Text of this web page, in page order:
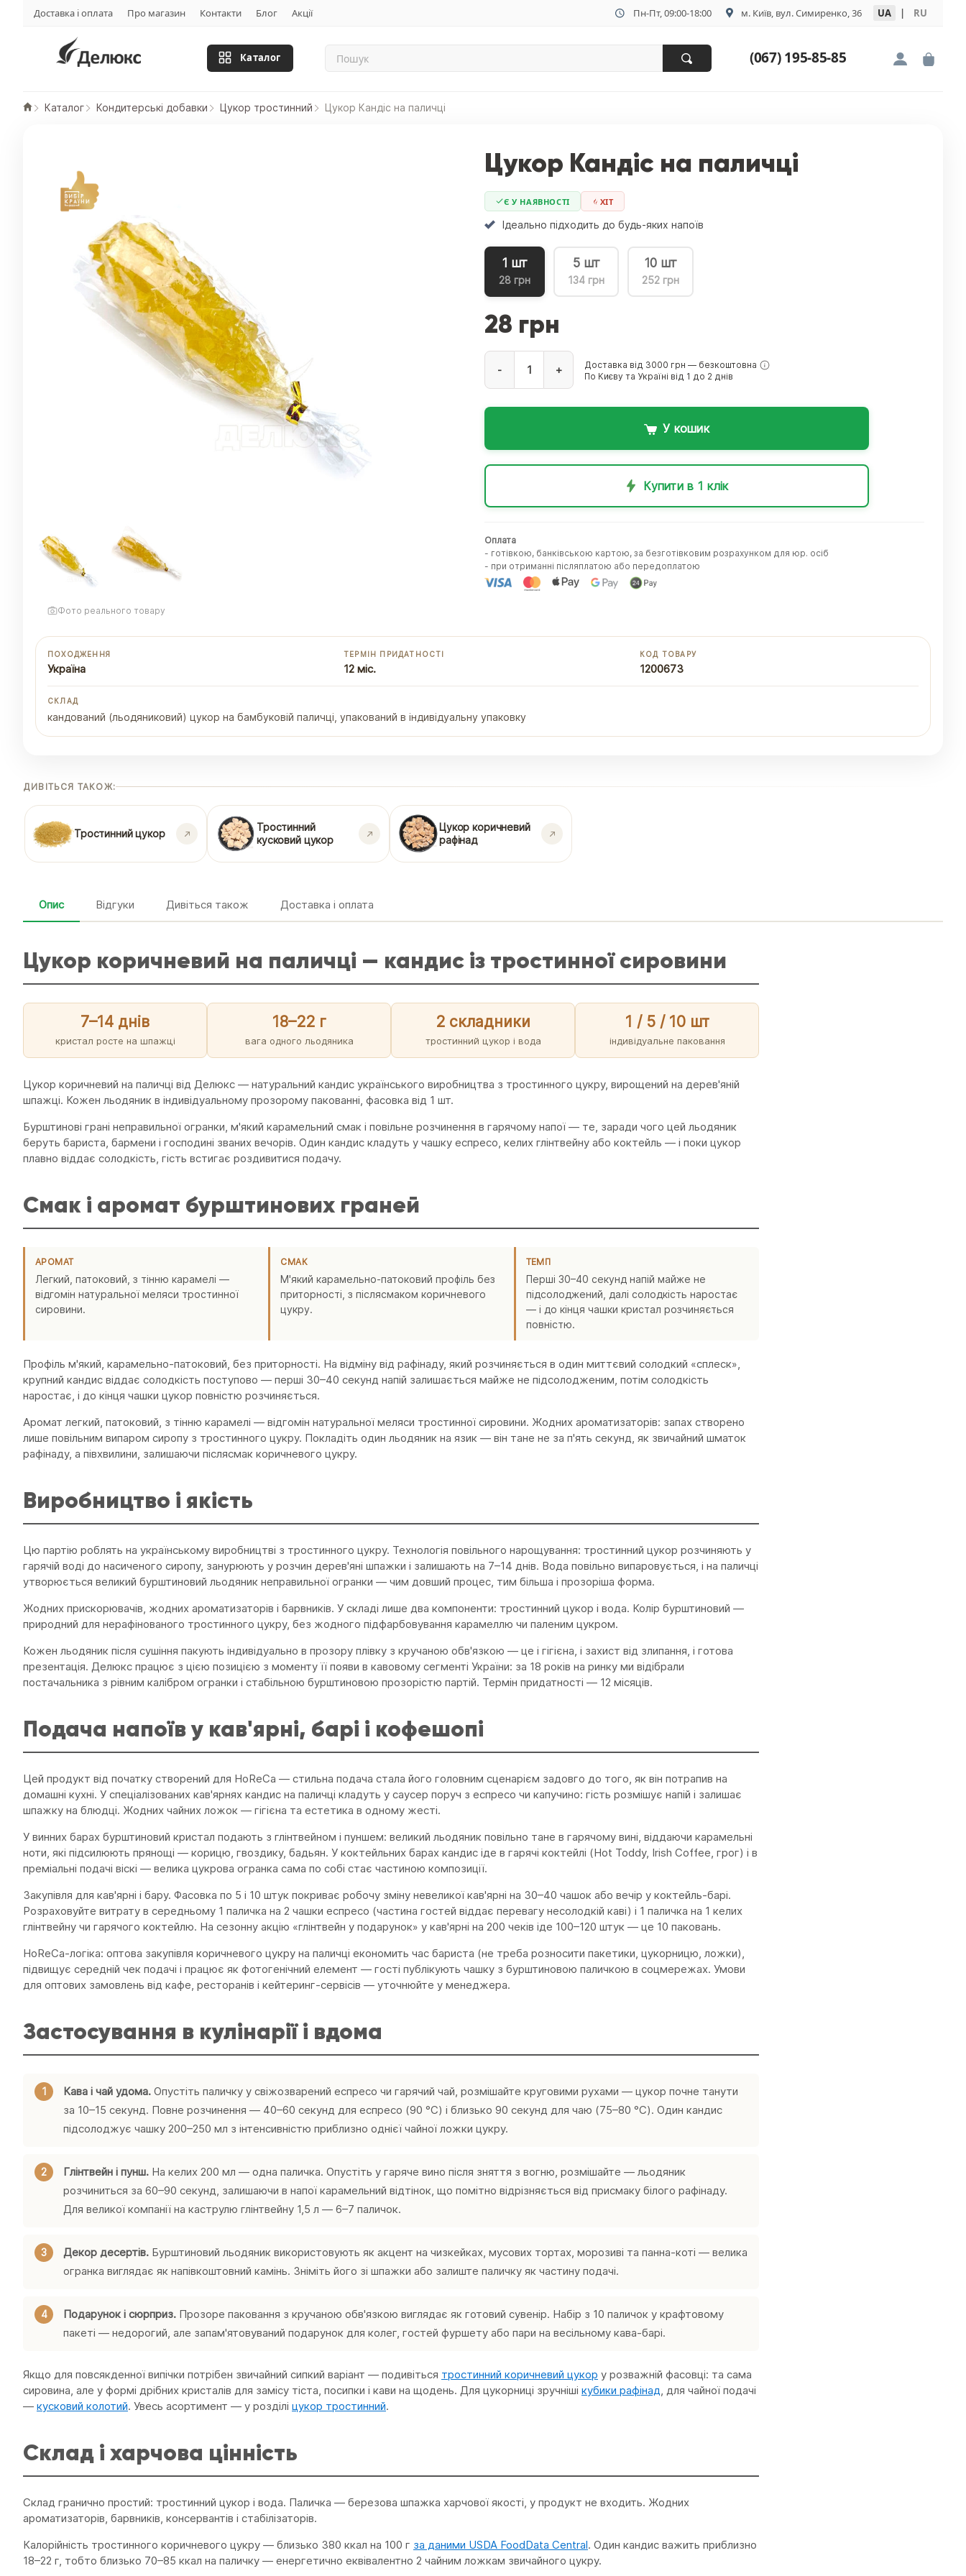
Доставка і оплата Про магазин Контакти Блог Акції Пн-Пт, 09:00-18:00 м. Київ, вул. Симиренко, 36 UA | RU
Каталог (067) 195-85-85
Каталог Кондитерські добавки Цукор тростинний Цукор Кандіс на паличці
Фото реального товару
Цукор Кандіс на паличці
Є У НАЯВНОСТІ ХIТ
Ідеально підходить до будь-яких напоїв
1 шт
28 грн
5 шт
134 грн
10 шт
252 грн
28 грн
- +
Доставка від 3000 грн — безкоштовна
По Києву та Україні від 1 до 2 днів
У кошик
Купити в 1 клік
Оплата
- готівкою, банківською картою, за безготівковим розрахунком для юр. осіб
- при отриманні післяплатою або передоплатою
ПОХОДЖЕННЯ
Україна
ТЕРМІН ПРИДАТНОСТІ
12 міс.
КОД ТОВАРУ
1200673
СКЛАД
кандований (льодяниковий) цукор на бамбуковій паличці, упакований в індивідуальну упаковку
ДИВІТЬСЯ ТАКОЖ:
Тростинний цукор
Тростинний
кусковий цукор
Цукор коричневий
рафінад
Опис Відгуки Дивіться також Доставка і оплата
Цукор коричневий на паличці — кандис із тростинної сировини
7–14 днів
кристал росте на шпажці
18–22 г
вага одного льодяника
2 складники
тростинний цукор і вода
1 / 5 / 10 шт
індивідуальне паковання
Цукор коричневий на паличці від Делюкс — натуральний кандис українського виробництва з тростинного цукру, вирощений на дерев'яній
шпажці. Кожен льодяник в індивідуальному прозорому пакованні, фасовка від 1 шт.
Бурштинові грані неправильної огранки, м'який карамельний смак і повільне розчинення в гарячому напої — те, заради чого цей льодяник
беруть бариста, бармени і господині званих вечорів. Один кандис кладуть у чашку еспресо, келих глінтвейну або коктейль — і поки цукор
плавно віддає солодкість, гість встигає роздивитися подачу.
Смак і аромат бурштинових граней
АРОМАТ
Легкий, патоковий, з тінню карамелі —
відгомін натуральної меляси тростинної
сировини.
СМАК
М'який карамельно-патоковий профіль без
приторності, з післясмаком коричневого
цукру.
ТЕМП
Перші 30–40 секунд напій майже не
підсолоджений, далі солодкість наростає
— і до кінця чашки кристал розчиняється
повністю.
Профіль м'який, карамельно-патоковий, без приторності. На відміну від рафінаду, який розчиняється в один миттєвий солодкий «сплеск»,
крупний кандис віддає солодкість поступово — перші 30–40 секунд напій залишається майже не підсолодженим, потім солодкість
наростає, і до кінця чашки цукор повністю розчиняється.
Аромат легкий, патоковий, з тінню карамелі — відгомін натуральної меляси тростинної сировини. Жодних ароматизаторів: запах створено
лише повільним випаром сиропу з тростинного цукру. Покладіть один льодяник на язик — він тане не за п'ять секунд, як звичайний шматок
рафінаду, а півхвилини, залишаючи післясмак коричневого цукру.
Виробництво і якість
Цю партію роблять на українському виробництві з тростинного цукру. Технологія повільного нарощування: тростинний цукор розчиняють у
гарячій воді до насиченого сиропу, занурюють у розчин дерев'яні шпажки і залишають на 7–14 днів. Вода повільно випаровується, і на паличці
утворюється великий бурштиновий льодяник неправильної огранки — чим довший процес, тим більша і прозоріша форма.
Жодних прискорювачів, жодних ароматизаторів і барвників. У складі лише два компоненти: тростинний цукор і вода. Колір бурштиновий —
природний для нерафінованого тростинного цукру, без жодного підфарбовування карамеллю чи паленим цукром.
Кожен льодяник після сушіння пакують індивідуально в прозору плівку з кручаною обв'язкою — це і гігієна, і захист від злипання, і готова
презентація. Делюкс працює з цією позицією з моменту її появи в кавовому сегменті України: за 18 років на ринку ми відібрали
постачальника з рівним калібром огранки і стабільною бурштиновою прозорістю партій. Термін придатності — 12 місяців.
Подача напоїв у кав'ярні, барі і кофешопі
Цей продукт від початку створений для HoReCa — стильна подача стала його головним сценарієм задовго до того, як він потрапив на
домашні кухні. У спеціалізованих кав'ярнях кандис на паличці кладуть у саусер поруч з еспресо чи капучино: гість розмішує напій і залишає
шпажку на блюдці. Жодних чайних ложок — гігієна та естетика в одному жесті.
У винних барах бурштиновий кристал подають з глінтвейном і пуншем: великий льодяник повільно тане в гарячому вині, віддаючи карамельні
ноти, які підсилюють прянощі — корицю, гвоздику, бадьян. У коктейльних барах кандис іде в гарячі коктейлі (Hot Toddy, Irish Coffee, грог) і в
преміальні подачі віскі — велика цукрова огранка сама по собі стає частиною композиції.
Закупівля для кав'ярні і бару. Фасовка по 5 і 10 штук покриває робочу зміну невеликої кав'ярні на 30–40 чашок або вечір у коктейль-барі.
Розраховуйте витрату в середньому 1 паличка на 2 чашки еспресо (частина гостей віддає перевагу несолодкій каві) і 1 паличка на 1 келих
глінтвейну чи гарячого коктейлю. На сезонну акцію «глінтвейн у подарунок» у кав'ярні на 200 чеків іде 100–120 штук — це 10 паковань.
HoReCa-логіка: оптова закупівля коричневого цукру на паличці економить час бариста (не треба розносити пакетики, цукорницю, ложки),
підвищує середній чек подачі і працює як фотогенічний елемент — гості публікують чашку з бурштиновою паличкою в соцмережах. Умови
для оптових замовлень від кафе, ресторанів і кейтеринг-сервісів — уточнюйте у менеджера.
Застосування в кулінарії і вдома
Кава і чай удома. Опустіть паличку у свіжозварений еспресо чи гарячий чай, розмішайте круговими рухами — цукор почне танути
за 10–15 секунд. Повне розчинення — 40–60 секунд для еспресо (90 °C) і близько 90 секунд для чаю (75–80 °C). Один кандис
підсолоджує чашку 200–250 мл з інтенсивністю приблизно однієї чайної ложки цукру.
Глінтвейн і пунш. На келих 200 мл — одна паличка. Опустіть у гаряче вино після зняття з вогню, розмішайте — льодяник
розчиниться за 60–90 секунд, залишаючи в напої карамельний відтінок, що помітно відрізняється від присмаку білого рафінаду.
Для великої компанії на каструлю глінтвейну 1,5 л — 6–7 паличок.
Декор десертів. Бурштиновий льодяник використовують як акцент на чизкейках, мусових тортах, морозиві та панна-коті — велика
огранка виглядає як напівкоштовний камінь. Зніміть його зі шпажки або залиште паличку як частину подачі.
Подарунок і сюрприз. Прозоре паковання з кручаною обв'язкою виглядає як готовий сувенір. Набір з 10 паличок у крафтовому
пакеті — недорогий, але запам'ятовуваний подарунок для колег, гостей фуршету або пари на весільному кава-барі.
Якщо для повсякденної випічки потрібен звичайний сипкий варіант — подивіться тростинний коричневий цукор у розважній фасовці: та сама
сировина, але у формі дрібних кристалів для замісу тіста, посипки і кави на щодень. Для цукорниці зручніші кубики рафінад, для чайної подачі
— кусковий колотий. Увесь асортимент — у розділі цукор тростинний.
Склад і харчова цінність
Склад гранично простий: тростинний цукор і вода. Паличка — березова шпажка харчової якості, у продукт не входить. Жодних
ароматизаторів, барвників, консервантів і стабілізаторів.
Калорійність тростинного коричневого цукру — близько 380 ккал на 100 г за даними USDA FoodData Central. Один кандис важить приблизно
18–22 г, тобто близько 70–85 ккал на паличку — енергетично еквівалентно 2 чайним ложкам звичайного цукру.